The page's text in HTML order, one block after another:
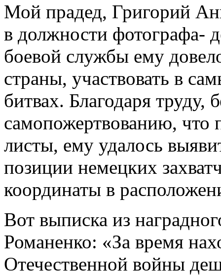
Мой прадед, Григорий
в должности фотографа-
боевой службы ему
страны, участвовать в
битвах. Благодаря
самопожертвованию, что
листы, ему удалось
позиции немецких
координаты в
Вот выписка из
Романенко: «За время
Отечественной войны